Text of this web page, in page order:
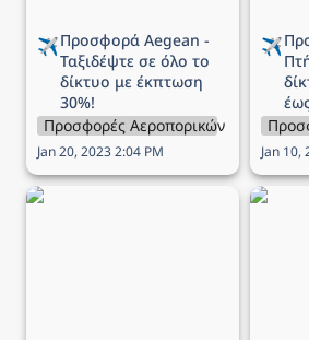
✈️
Ταξιδέψτε σε όλο το
δίκτυο με έκπτωση
30%!
Προσφορές Αεροπορικών Εταιρειών
Jan 20, 2023 2:04 PM
✈️
Jan 10,
Προσφορά Aegean -